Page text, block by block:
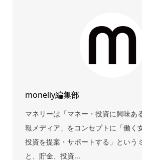
moneliy編集部
マネリーは「マネー・投資に興味あ
報メディア」をコンセプトに「働く
投資を提案・サポートする」という
と、貯金、投資...